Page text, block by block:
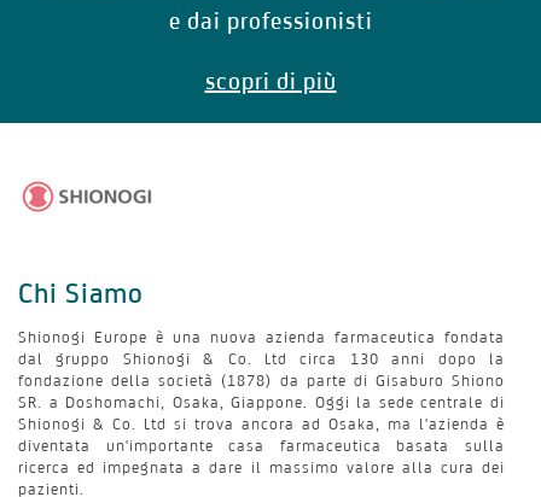
e dai professionisti
scopri di più
Chi Siamo
Shionogi Europe è una nuova azienda farmaceutica fondata
dal gruppo Shionogi & Co. Ltd circa 130 anni dopo la
fondazione della società (1878) da parte di Gisaburo Shiono
SR. a Doshomachi, Osaka, Giappone. Oggi la sede centrale di
Shionogi & Co. Ltd si trova ancora ad Osaka, ma l'azienda è
diventata un'importante casa farmaceutica basata sulla
ricerca ed impegnata a dare il massimo valore alla cura dei
pazienti.